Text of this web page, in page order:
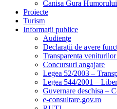
Canisa Gura Humorului
Proiecte
Turism
Informații publice
Audiențe
Declarații de avere
Transparenta
Concursuri angajare
Legea 52/2003 –
Legea 544/2001 –
Guvernare deschisa –
e-consultare.gov.ro